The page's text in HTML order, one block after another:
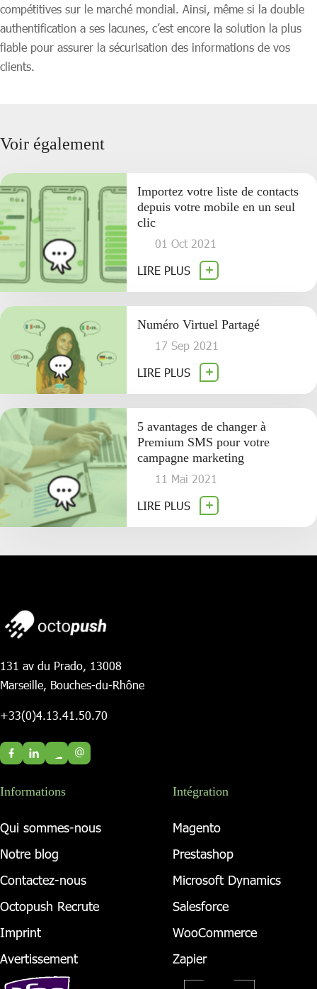
compétitives sur le marché mondial. Ainsi, même si la double
authentification a ses lacunes, c’est encore la solution la plus
fiable pour assurer la sécurisation des informations de vos
clients.
Voir également
Importez votre liste de contacts
depuis votre mobile en un seul
clic
01 Oct 2021
LIRE PLUS
Numéro Virtuel Partagé
17 Sep 2021
LIRE PLUS
5 avantages de changer à
Premium SMS pour votre
campagne marketing
11 Mai 2021
LIRE PLUS
131 av du Prado, 13008
Marseille, Bouches-du-Rhône
+33(0)4.13.41.50.70
@
Informations
Qui sommes-nous
Notre blog
Contactez-nous
Octopush Recrute
Imprint
Avertissement
Intégration
Magento
Prestashop
Microsoft Dynamics
Salesforce
WooCommerce
Zapier